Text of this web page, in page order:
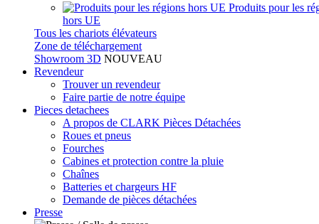
Produits pour les
hors UE
Tous les chariots élévateurs
Zone de téléchargement
Showroom 3D NOUVEAU
Revendeur
Trouver un revendeur
Faire partie de notre équipe
Pieces detachees
A propos de CLARK Pièces Détachées
Roues et pneus
Fourches
Cabines et protection contre la pluie
Chaînes
Batteries et chargeurs HF
Demande de pièces détachées
Presse